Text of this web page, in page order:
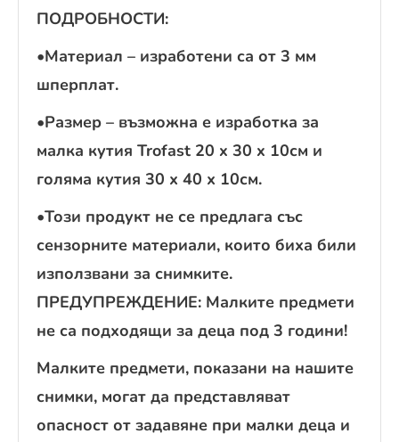
ПОДРОБНОСТИ:
•Материал – изработени са от 3 мм
шперплат.
•Размер – възможна е изработка за
малка кутия Trofast 20 x 30 x 10см и
голяма кутия 30 х 40 х 10см.
•Този продукт не се предлага със
сензорните материали, които биха били
използвани за снимките.
ПРЕДУПРЕЖДЕНИЕ: Малките предмети
не са подходящи за деца под 3 години!
Малките предмети, показани на нашите
снимки, могат да представляват
опасност от задавяне при малки деца и